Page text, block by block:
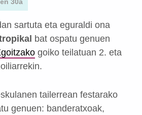
sartuta eta eguraldi ona
bat ospatu genuen
goiko teilatuan 2. eta
tailerrean festarako
genuen: banderatxoak,